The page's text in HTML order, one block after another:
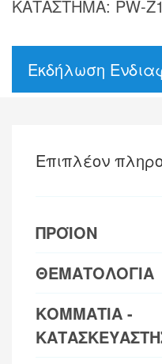
ΚΑΤΑΣΤΗΜΑ: PW-
Εκδήλωση
Επιπλέον
ΠΡΟΪΟΝ
ΘΕΜΑΤΟΛΟΓΙΑ
ΚΟΜΜΑΤΙΑ -